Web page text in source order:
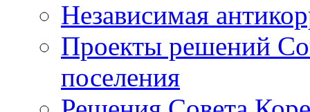
Независимая
Проекты решений
поселения